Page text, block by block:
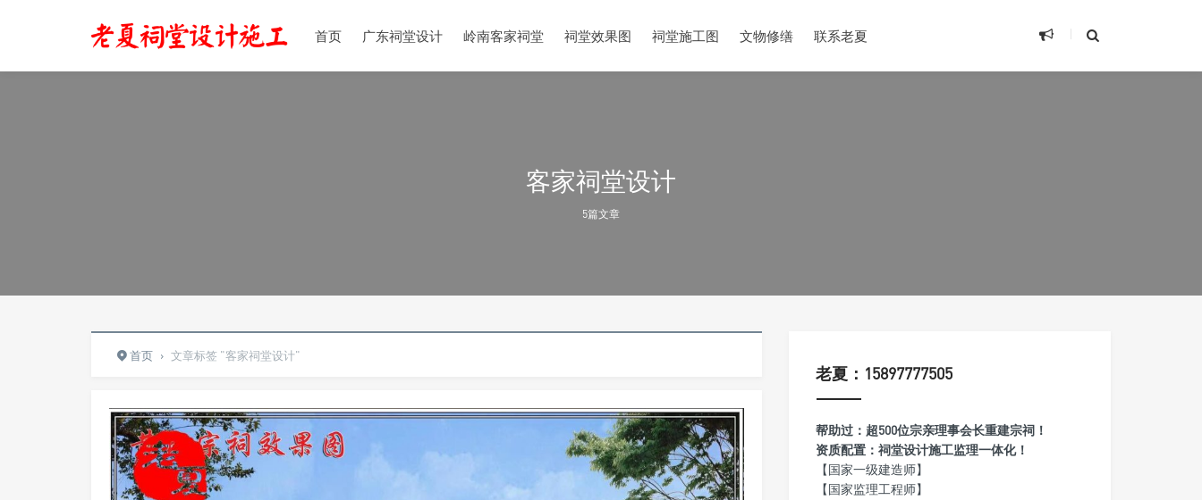
首页 广东祠堂设计 岭南客家祠堂 祠堂效果图 祠堂施工图 文物修缮 联系老夏
客家祠堂设计
5篇文章
首页 › 文章标签 "客家祠堂设计"
老夏：15897777505
帮助过：超500位宗亲理事会长重建宗祠！
资质配置：祠堂设计施工监理一体化！
【国家一级建造师】
【国家监理工程师】